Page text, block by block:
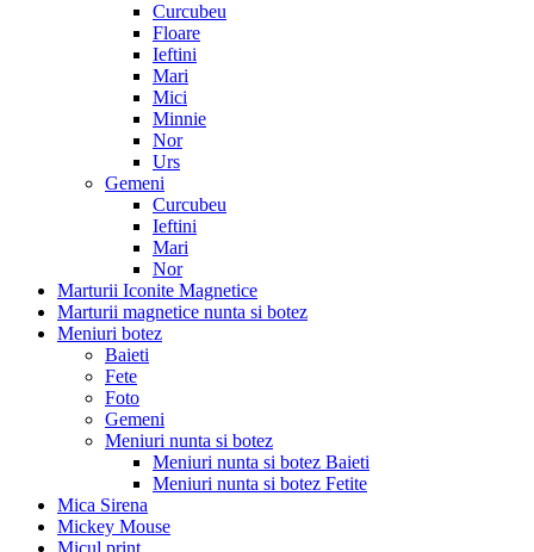
Curcubeu
Floare
Ieftini
Mari
Mici
Minnie
Nor
Urs
Gemeni
Curcubeu
Ieftini
Mari
Nor
Marturii Iconite Magnetice
Marturii magnetice nunta si botez
Meniuri botez
Baieti
Fete
Foto
Gemeni
Meniuri nunta si botez
Meniuri nunta si botez Baieti
Meniuri nunta si botez Fetite
Mica Sirena
Mickey Mouse
Micul print